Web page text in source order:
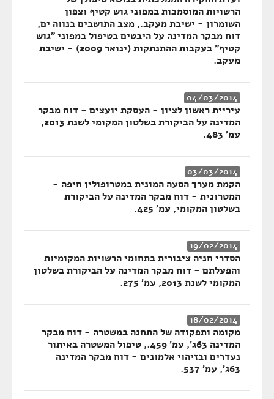
הרשויות המוסמכות במפוני גוש קטיף וצפון
השומרון - ישיבת מעקב., מצב התושבים בנווה ים,
דוח מבקר המדינה על היבטים בטיפול במפוני "גוש
קטיף" בעקבות ההתנתקות (ינואר 2009) - ישיבת
מעקב.
04/03/2014
עיריית ראשון לציון - העסקת יועצים - דוח מבקר
המדינה על הביקורת בשלטון המקומי לשנת 2013,
עמ' 483.
03/03/2014
הקמת מערך הסעה המונית במטרופולין חיפה -
המטרונית - דוח מבקר המדינה על הביקורת
בשלטון המקומי, עמ' 425.
19/02/2014
הסדרי חניה ציבורית בתחומי הרשויות המקומיות
והפעלתם - דוח מבקר המדינה על הביקורת בשלטון
המקומי לשנת 2013, עמ' 275.
18/02/2014
מקומה ותפקודה של התחנה במשטרה - דוח מבקר
המדינה 63ג', עמ' 459., טיפול המשטרה באיתור
נעדרים ובזיהוי אלמונים - דוח מבקר המדינה
63ג', עמ' 537.